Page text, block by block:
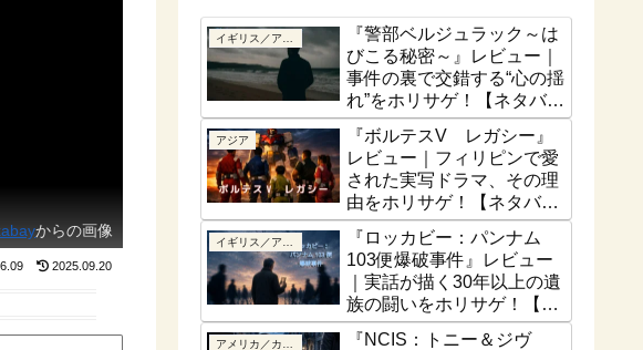
からの画像
2025.09.20
『警部ベルジュラック～は
びこる秘密～』レビュー｜
事件の裏で交錯する“心の揺
れ”をホリサゲ！【ネタバレ
控えめ】
アジア
『ボルテスV レガシー』
レビュー｜フィリピンで愛
された実写ドラマ、その理
由をホリサゲ！【ネタバレ
控えめ】
『ロッカビー：パンナム
103便爆破事件』レビュー
｜実話が描く30年以上の遺
族の闘いをホリサゲ！【実
話ベース】
『NCIS：トニー＆ジヴ